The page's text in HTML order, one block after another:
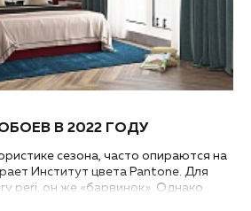
В 2022 ГОДУ
сезона, часто опираются на
Институт цвета Pantone. Для
peri, он же «барвинок». Однако